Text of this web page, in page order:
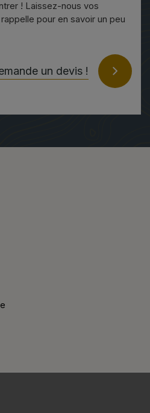
! Laissez-nous vos
pour en savoir un peu
un devis !